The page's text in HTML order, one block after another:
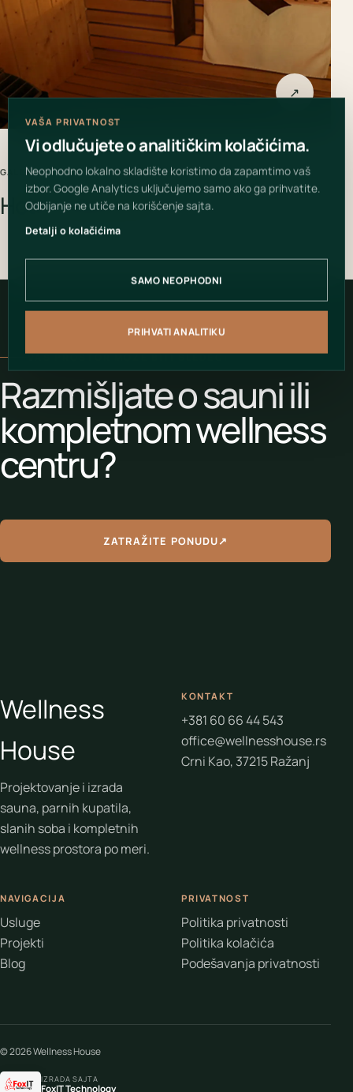
↗
GALERIJA PROJEKTA
Hotel Hollywood
VAŠ PROSTOR MOŽE BITI SLEDEĆI
Razmišljate o sauni ili
kompletnom wellness
centru?
ZATRAŽITE PONUDU↗
VAŠA PRIVATNOST
Vi odlučujete o analitičkim kolačićima.
Neophodno lokalno skladište koristimo da zapamtimo vaš
izbor. Google Analytics uključujemo samo ako ga prihvatite.
Odbijanje ne utiče na korišćenje sajta.
Detalji o kolačićima
SAMO NEOPHODNI
PRIHVATI ANALITIKU
Wellness
House
Projektovanje i izrada
sauna, parnih kupatila,
slanih soba i kompletnih
wellness prostora po meri.
KONTAKT
+381 60 66 44 543
office@wellnesshouse.rs
Crni Kao, 37215 Ražanj
NAVIGACIJA
Usluge
Projekti
Blog
PRIVATNOST
Politika privatnosti
Politika kolačića
Podešavanja privatnosti
© 2026 Wellness House
IZRADA SAJTA
FoxIT Technology